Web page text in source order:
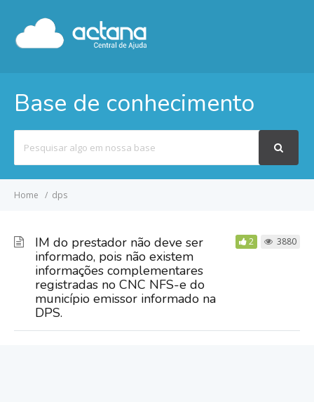
Base de conhecimento
por
Home dps
IM do prestador não deve ser
informado, pois não existem
informações complementares
registradas no CNC NFS-e do
município emissor informado na
DPS.
2 3880